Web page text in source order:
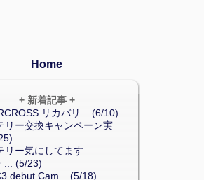
+ 新着記事 +
リカバリ... (6/10)
リー交換キャンペーン実
リー気にしてます
... (5/23)
debut Cam... (5/18)
Home